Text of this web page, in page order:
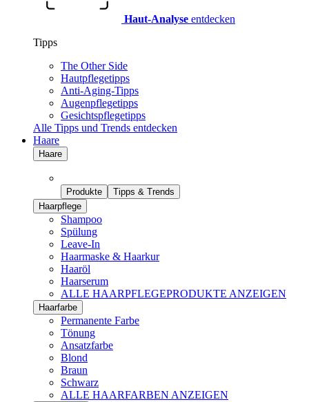
Haut-Analyse entdecken
Tipps
The Other Side
Hautpflegetipps
Anti-Aging-Tipps
Augenpflegetipps
Gesichtspflegetipps
Alle Tipps und Trends entdecken
Haare
Haare
Produkte
Tipps & Trends
Haarpflege
Shampoo
Spülung
Leave-In
Haarmaske & Haarkur
Haaröl
Haarserum
ALLE HAARPFLEGEPRODUKTE ANZEIGEN
Haarfarbe
Permanente Farbe
Tönung
Ansatzfarbe
Blond
Braun
Schwarz
ALLE HAARFARBEN ANZEIGEN